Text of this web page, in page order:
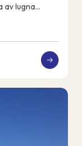
av lugna